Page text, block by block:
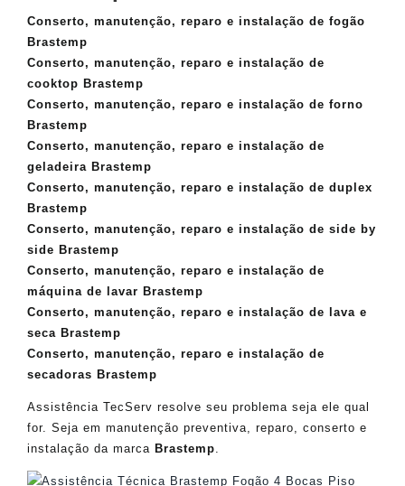
Conserto, manutenção, reparo e instalação de fogão
Brastemp
Conserto, manutenção, reparo e instalação de
cooktop Brastemp
Conserto, manutenção, reparo e instalação de forno
Brastemp
Conserto, manutenção, reparo e instalação de
geladeira Brastemp
Conserto, manutenção, reparo e instalação de duplex
Brastemp
Conserto, manutenção, reparo e instalação de side by
side Brastemp
Conserto, manutenção, reparo e instalação de
máquina de lavar Brastemp
Conserto, manutenção, reparo e instalação de lava e
seca Brastemp
Conserto, manutenção, reparo e instalação de
secadoras Brastemp
Assistência TecServ resolve seu problema seja ele qual
for. Seja em manutenção preventiva, reparo, conserto e
instalação da marca Brastemp